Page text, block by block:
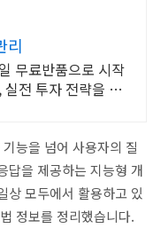
리
무료반품으로 시작
전 투자 전략을 쿠
능을 넘어 사용자의 질
답을 제공하는 지능형 개
상 모두에서 활용하고 있
정보를 정리했습니다.